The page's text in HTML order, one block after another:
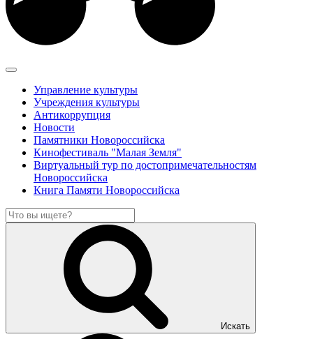
Управление культуры
Учреждения культуры
Антикоррупция
Новости
Памятники Новороссийска
Кинофестиваль "Малая Земля"
Виртуальный тур по достопримечательностям
Новороссийска
Книга Памяти Новороссийска
Искать